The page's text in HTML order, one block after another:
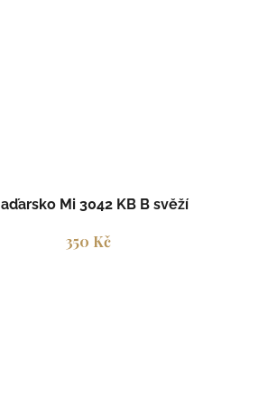
Mi 3042 KB B svěží
350 Kč